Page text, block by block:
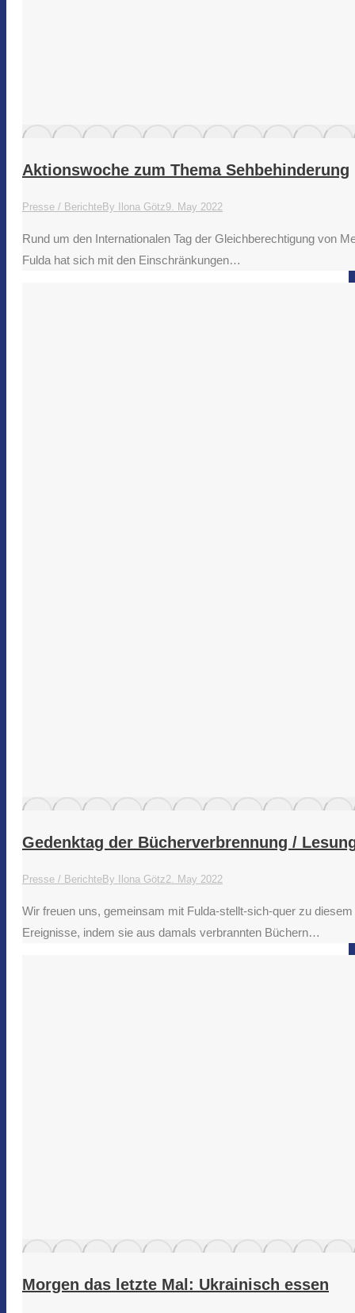
Aktionswoche zum Thema Sehbehinderung
Presse / BerichteBy Ilona Götz9. May 2022
Rund um den Internationalen Tag der Gleichberechtigung von
Fulda hat sich mit den Einschränkungen…
Gedenktag der Bücherverbrennung /
Presse / BerichteBy Ilona Götz2. May 2022
Wir freuen uns, gemeinsam mit Fulda-stellt-sich-quer zu
Ereignisse, indem sie aus damals verbrannten Büchern…
Morgen das letzte Mal: Ukrainisch essen